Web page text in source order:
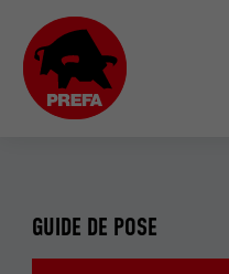
GUIDE DE POSE